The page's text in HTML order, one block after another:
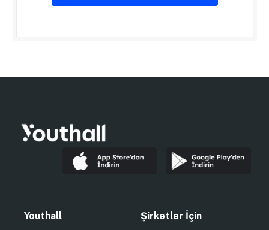
Youthall Şirketler İçin